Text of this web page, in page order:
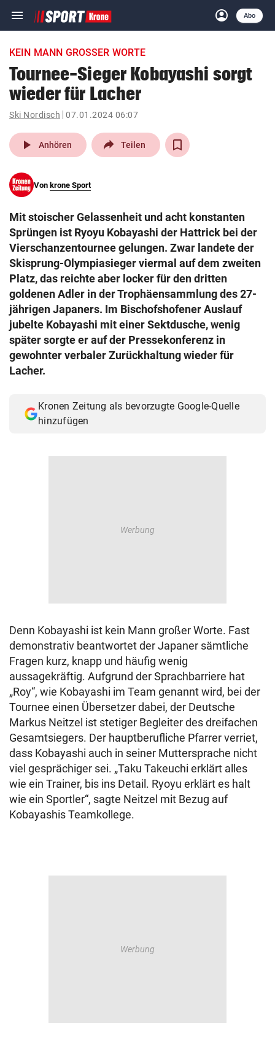
menu Navigation
ein-/ausklappen
account_circle
Anmelden
Abo
close Schließen
account_circle Anmelden
pin_drop
Wien arrow_right
search
eingeben
© Krone Multimedia GmbH & Co KG 2026
Muthgasse 2, 1190 Wien
KEIN MANN GROSSER WORTE
Tournee-Sieger Kobayashi sorgt
wieder für Lacher
Ski Nordisch 07.01.2024 06:07
play_arrow Anhören Teilen
Von krone Sport
Mit stoischer Gelassenheit und acht konstanten
Sprüngen ist Ryoyu Kobayashi der Hattrick bei der
Vierschanzentournee gelungen. Zwar landete der
Skisprung-Olympiasieger viermal auf dem zweiten
Platz, das reichte aber locker für den dritten
goldenen Adler in der Trophäensammlung des 27-
jährigen Japaners. Im Bischofshofener Auslauf
jubelte Kobayashi mit einer Sektdusche, wenig
später sorgte er auf der Pressekonferenz in
gewohnter verbaler Zurückhaltung wieder für
Lacher.
Kronen Zeitung als bevorzugte Google-Quelle
hinzufügen
Denn Kobayashi ist kein Mann großer Worte. Fast
demonstrativ beantwortet der Japaner sämtliche
Fragen kurz, knapp und häufig wenig
aussagekräftig. Aufgrund der Sprachbarriere hat
„Roy“, wie Kobayashi im Team genannt wird, bei der
Tournee einen Übersetzer dabei, der Deutsche
Markus Neitzel ist stetiger Begleiter des dreifachen
Gesamtsiegers. Der hauptberufliche Pfarrer verriet,
dass Kobayashi auch in seiner Muttersprache nicht
viel gesprächiger sei. „Taku Takeuchi erklärt alles
wie ein Trainer, bis ins Detail. Ryoyu erklärt es halt
wie ein Sportler“, sagte Neitzel mit Bezug auf
Kobayashis Teamkollege.